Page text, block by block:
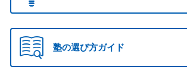
塾の選び方ガイド